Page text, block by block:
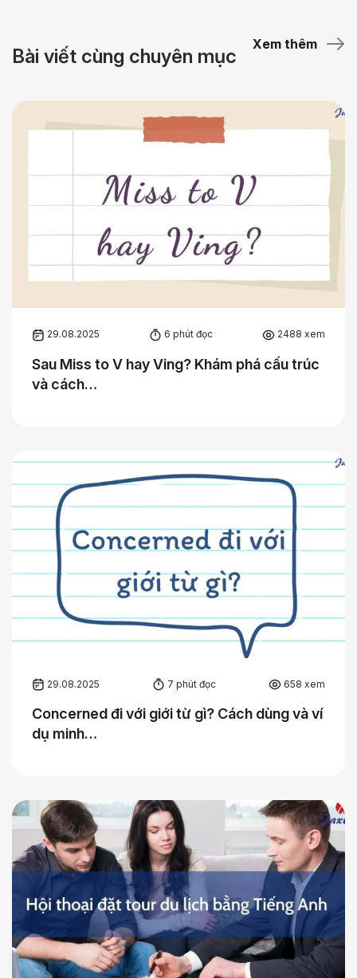
Bài viết cùng chuyên mục
Xem thêm
29.08.2025 6 phút đọc 2488 xem
Sau Miss to V hay Ving? Khám phá cấu trúc
và cách…
29.08.2025 7 phút đọc 658 xem
Concerned đi với giới từ gì? Cách dùng và ví
dụ minh…